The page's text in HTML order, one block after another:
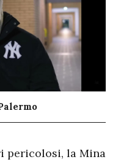
la Mina